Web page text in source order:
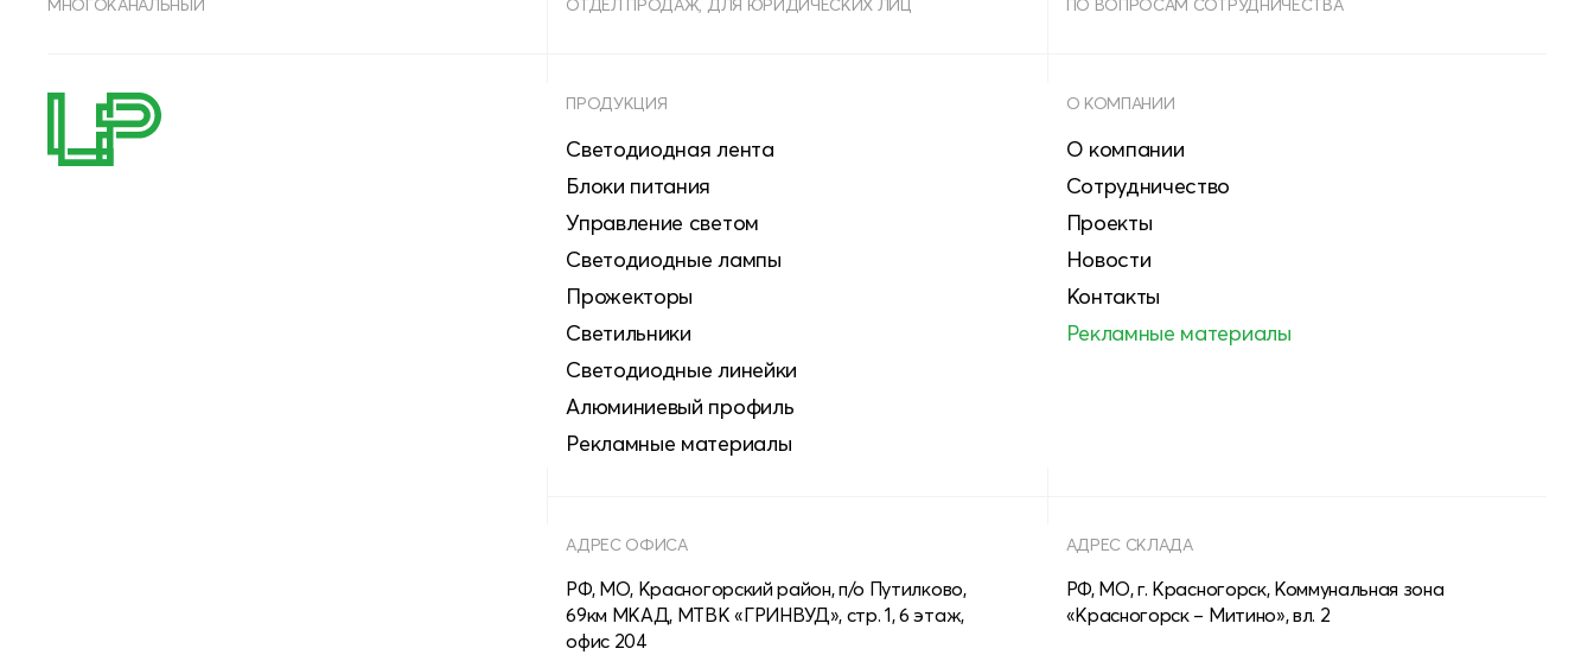
МНОГОКАНАЛЬНЫЙ ОТДЕЛ ПРОДАЖ, ДЛЯ ЮРИДИЧЕСКИХ ЛИЦ ПО ВОПРОСАМ СОТРУДНИЧЕСТВА
ПРОДУКЦИЯ
Светодиодная лента
Блоки питания
Управление светом
Светодиодные лампы
Прожекторы
Светильники
Светодиодные линейки
Алюминиевый профиль
Рекламные материалы
О КОМПАНИИ
О компании
Сотрудничество
Проекты
Новости
Контакты
Рекламные материалы
АДРЕС ОФИСА
РФ, МО, Красногорский район, п/о Путилково,
69км МКАД, МТВК «ГРИНВУД», стр. 1, 6 этаж,
офис 204
АДРЕС СКЛАДА
РФ, МО, г. Красногорск, Коммунальная зона
«Красногорск – Митино», вл. 2